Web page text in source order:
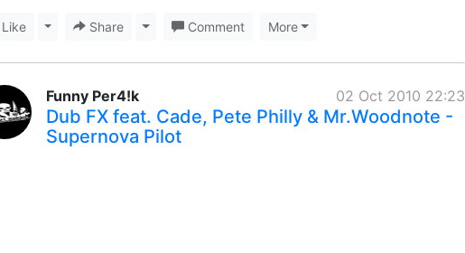
Like Toggle Dropdown
Share Toggle Dropdown
Comment More
02 Oct 2010 22:23
Funny Per4!k
Dub FX feat. Cade, Pete Philly & Mr.Woodnote -
Supernova Pilot